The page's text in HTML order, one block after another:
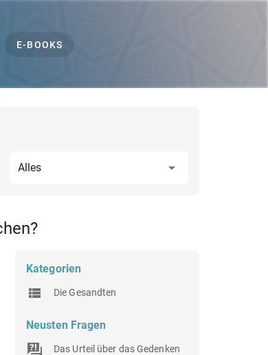
E-BOOKS
Alles
Kategorien
Die Gesandten
Neusten Fragen
Das Urteil über das Gedenken